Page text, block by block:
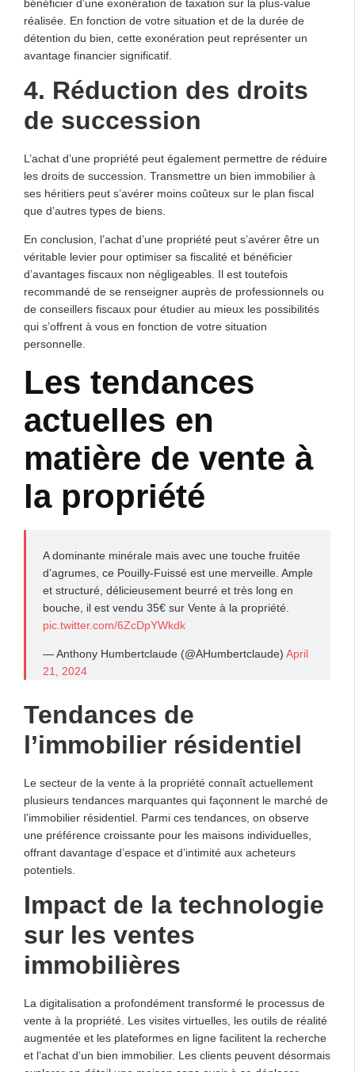
bénéficier d’une exonération de taxation sur la plus-value
réalisée. En fonction de votre situation et de la durée de
détention du bien, cette exonération peut représenter un
avantage financier significatif.
4. Réduction des droits
de succession
L’achat d’une propriété peut également permettre de réduire
les droits de succession. Transmettre un bien immobilier à
ses héritiers peut s’avérer moins coûteux sur le plan fiscal
que d’autres types de biens.
En conclusion, l’achat d’une propriété peut s’avérer être un
véritable levier pour optimiser sa fiscalité et bénéficier
d’avantages fiscaux non négligeables. Il est toutefois
recommandé de se renseigner auprès de professionnels ou
de conseillers fiscaux pour étudier au mieux les possibilités
qui s’offrent à vous en fonction de votre situation
personnelle.
Les tendances
actuelles en
matière de vente à
la propriété
A dominante minérale mais avec une touche fruitée
d’agrumes, ce Pouilly-Fuissé est une merveille. Ample
et structuré, délicieusement beurré et très long en
bouche, il est vendu 35€ sur Vente à la propriété.
pic.twitter.com/6ZcDpYWkdk
— Anthony Humbertclaude (@AHumbertclaude) April
21, 2024
Tendances de
l’immobilier résidentiel
Le secteur de la vente à la propriété connaît actuellement
plusieurs tendances marquantes qui façonnent le marché de
l’immobilier résidentiel. Parmi ces tendances, on observe
une préférence croissante pour les maisons individuelles,
offrant davantage d’espace et d’intimité aux acheteurs
potentiels.
Impact de la technologie
sur les ventes
immobilières
La digitalisation a profondément transformé le processus de
vente à la propriété. Les visites virtuelles, les outils de réalité
augmentée et les plateformes en ligne facilitent la recherche
et l’achat d’un bien immobilier. Les clients peuvent désormais